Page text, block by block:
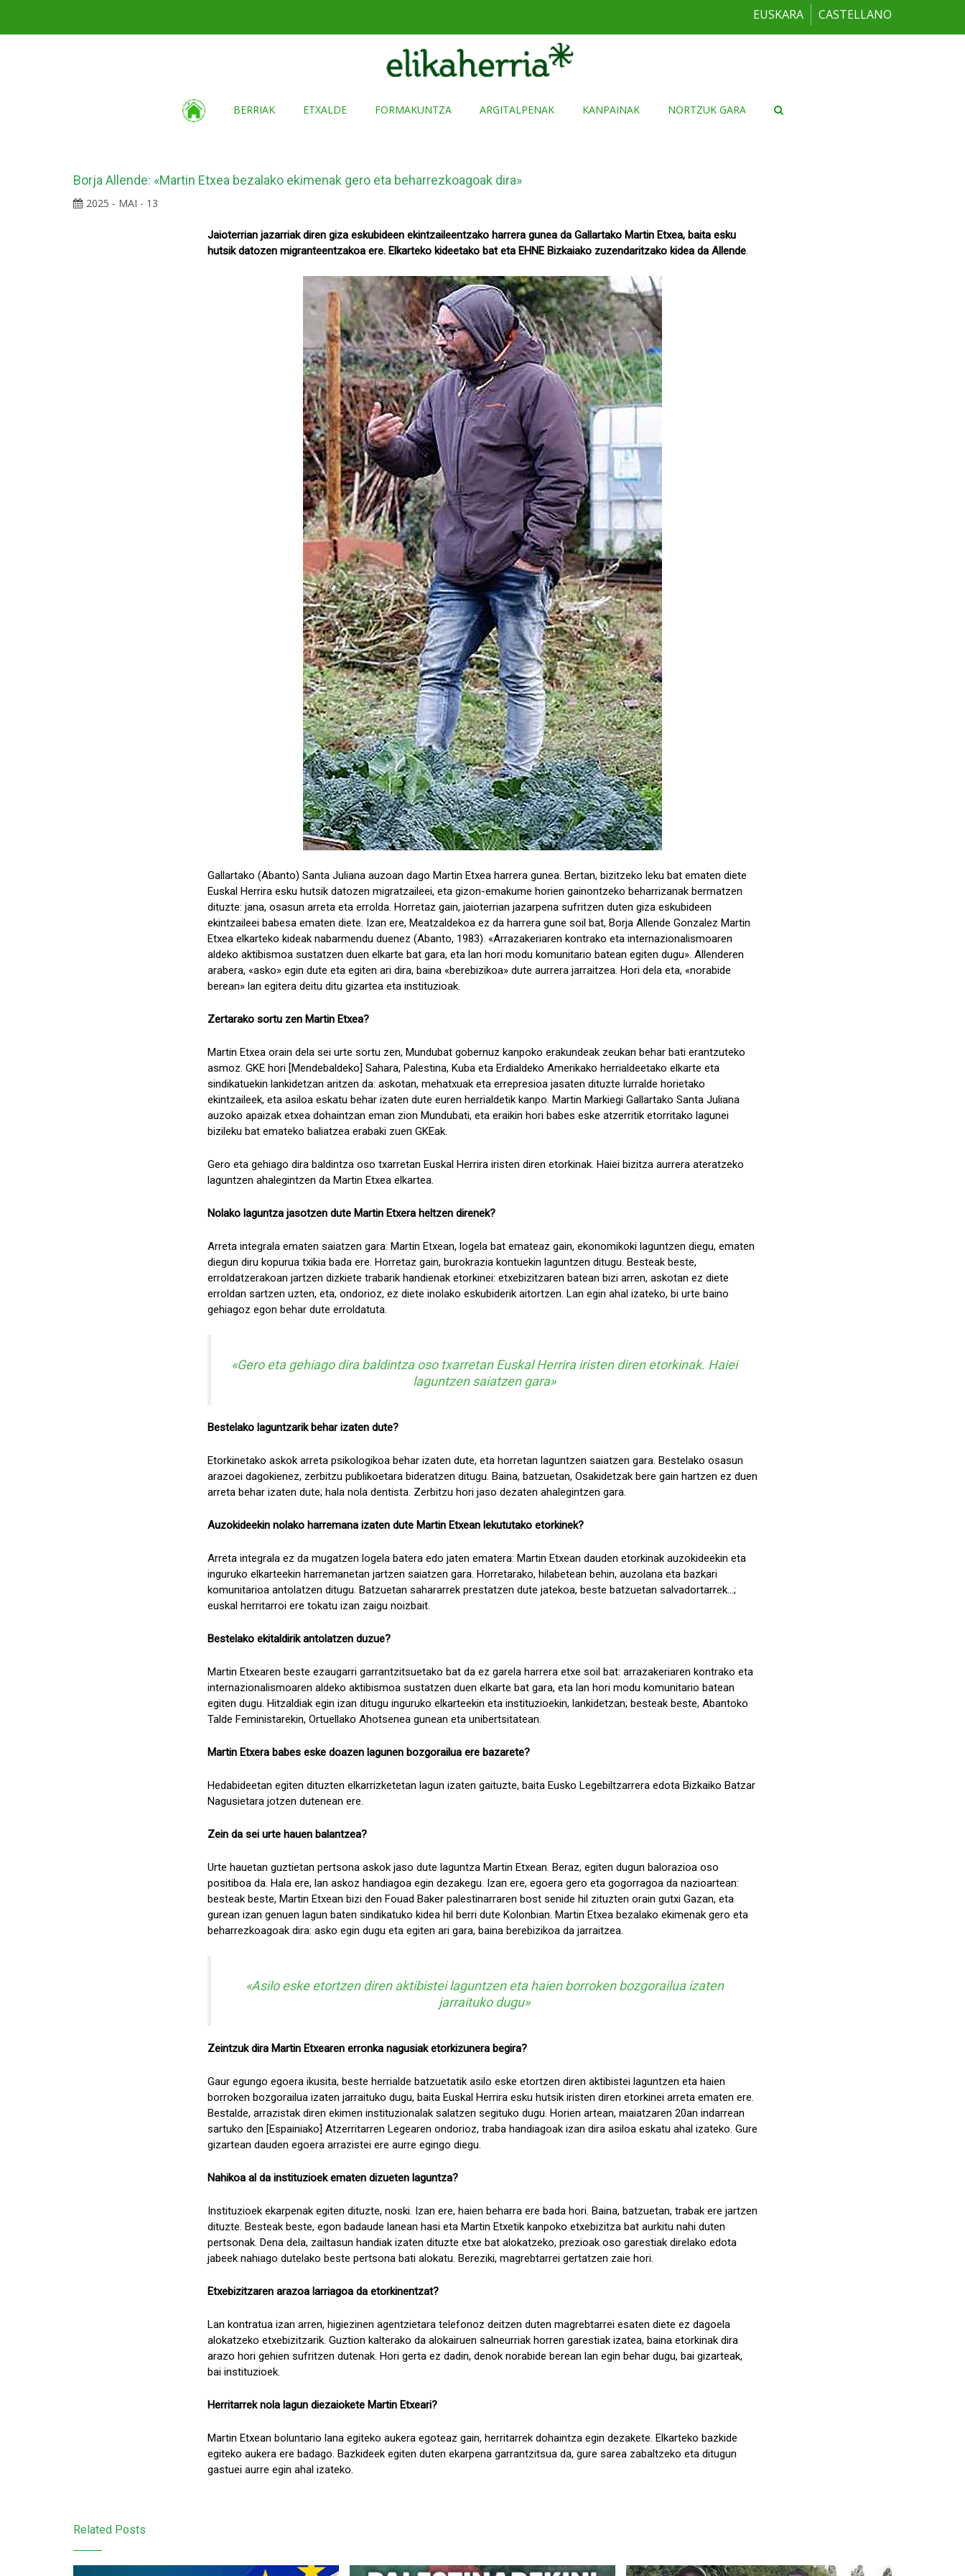
EUSKARA CASTELLANO
BERRIAK ETXALDE FORMAKUNTZA ARGITALPENAK KANPAINAK NORTZUK GARA
Borja Allende: «Martin Etxea bezalako ekimenak gero eta beharrezkoagoak dira»
2025 - MAI - 13
Jaioterrian jazarriak diren giza eskubideen ekintzaileentzako harrera gunea da Gallartako Martin Etxea, baita esku
hutsik datozen migranteentzakoa ere. Elkarteko kideetako bat eta EHNE Bizkaiako zuzendaritzako kidea da Allende.
Gallartako (Abanto) Santa Juliana auzoan dago Martin Etxea harrera gunea. Bertan, bizitzeko leku bat ematen diete
Euskal Herrira esku hutsik datozen migratzaileei, eta gizon-emakume horien gainontzeko beharrizanak bermatzen
dituzte: jana, osasun arreta eta errolda. Horretaz gain, jaioterrian jazarpena sufritzen duten giza eskubideen
ekintzaileei babesa ematen diete. Izan ere, Meatzaldekoa ez da harrera gune soil bat, Borja Allende Gonzalez Martin
Etxea elkarteko kideak nabarmendu duenez (Abanto, 1983). «Arrazakeriaren kontrako eta internazionalismoaren
aldeko aktibismoa sustatzen duen elkarte bat gara, eta lan hori modu komunitario batean egiten dugu». Allenderen
arabera, «asko» egin dute eta egiten ari dira, baina «berebizikoa» dute aurrera jarraitzea. Hori dela eta, «norabide
berean» lan egitera deitu ditu gizartea eta instituzioak.
Zertarako sortu zen Martin Etxea?
Martin Etxea orain dela sei urte sortu zen, Mundubat gobernuz kanpoko erakundeak zeukan behar bati erantzuteko
asmoz. GKE hori [Mendebaldeko] Sahara, Palestina, Kuba eta Erdialdeko Amerikako herrialdeetako elkarte eta
sindikatuekin lankidetzan aritzen da: askotan, mehatxuak eta errepresioa jasaten dituzte lurralde horietako
ekintzaileek, eta asiloa eskatu behar izaten dute euren herrialdetik kanpo. Martin Markiegi Gallartako Santa Juliana
auzoko apaizak etxea dohaintzan eman zion Mundubati, eta eraikin hori babes eske atzerritik etorritako lagunei
bizileku bat emateko baliatzea erabaki zuen GKEak.
Gero eta gehiago dira baldintza oso txarretan Euskal Herrira iristen diren etorkinak. Haiei bizitza aurrera ateratzeko
laguntzen ahalegintzen da Martin Etxea elkartea.
Nolako laguntza jasotzen dute Martin Etxera heltzen direnek?
Arreta integrala ematen saiatzen gara: Martin Etxean, logela bat emateaz gain, ekonomikoki laguntzen diegu, ematen
diegun diru kopurua txikia bada ere. Horretaz gain, burokrazia kontuekin laguntzen ditugu. Besteak beste,
erroldatzerakoan jartzen dizkiete trabarik handienak etorkinei: etxebizitzaren batean bizi arren, askotan ez diete
erroldan sartzen uzten, eta, ondorioz, ez diete inolako eskubiderik aitortzen. Lan egin ahal izateko, bi urte baino
gehiagoz egon behar dute erroldatuta.
«Gero eta gehiago dira baldintza oso txarretan Euskal Herrira iristen diren etorkinak. Haiei
laguntzen saiatzen gara»
Bestelako laguntzarik behar izaten dute?
Etorkinetako askok arreta psikologikoa behar izaten dute, eta horretan laguntzen saiatzen gara. Bestelako osasun
arazoei dagokienez, zerbitzu publikoetara bideratzen ditugu. Baina, batzuetan, Osakidetzak bere gain hartzen ez duen
arreta behar izaten dute; hala nola dentista. Zerbitzu hori jaso dezaten ahalegintzen gara.
Auzokideekin nolako harremana izaten dute Martin Etxean lekututako etorkinek?
Arreta integrala ez da mugatzen logela batera edo jaten ematera: Martin Etxean dauden etorkinak auzokideekin eta
inguruko elkarteekin harremanetan jartzen saiatzen gara. Horretarako, hilabetean behin, auzolana eta bazkari
komunitarioa antolatzen ditugu. Batzuetan sahararrek prestatzen dute jatekoa, beste batzuetan salvadortarrek...;
euskal herritarroi ere tokatu izan zaigu noizbait.
Bestelako ekitaldirik antolatzen duzue?
Martin Etxearen beste ezaugarri garrantzitsuetako bat da ez garela harrera etxe soil bat: arrazakeriaren kontrako eta
internazionalismoaren aldeko aktibismoa sustatzen duen elkarte bat gara, eta lan hori modu komunitario batean
egiten dugu. Hitzaldiak egin izan ditugu inguruko elkarteekin eta instituzioekin, lankidetzan; besteak beste, Abantoko
Talde Feministarekin, Ortuellako Ahotsenea gunean eta unibertsitatean.
Martin Etxera babes eske doazen lagunen bozgorailua ere bazarete?
Hedabideetan egiten dituzten elkarrizketetan lagun izaten gaituzte, baita Eusko Legebiltzarrera edota Bizkaiko Batzar
Nagusietara jotzen dutenean ere.
Zein da sei urte hauen balantzea?
Urte hauetan guztietan pertsona askok jaso dute laguntza Martin Etxean. Beraz, egiten dugun balorazioa oso
positiboa da. Hala ere, lan askoz handiagoa egin dezakegu. Izan ere, egoera gero eta gogorragoa da nazioartean:
besteak beste, Martin Etxean bizi den Fouad Baker palestinarraren bost senide hil zituzten orain gutxi Gazan, eta
gurean izan genuen lagun baten sindikatuko kidea hil berri dute Kolonbian. Martin Etxea bezalako ekimenak gero eta
beharrezkoagoak dira: asko egin dugu eta egiten ari gara, baina berebizikoa da jarraitzea.
«Asilo eske etortzen diren aktibistei laguntzen eta haien borroken bozgorailua izaten
jarraituko dugu»
Zeintzuk dira Martin Etxearen erronka nagusiak etorkizunera begira?
Gaur egungo egoera ikusita, beste herrialde batzuetatik asilo eske etortzen diren aktibistei laguntzen eta haien
borroken bozgorailua izaten jarraituko dugu, baita Euskal Herrira esku hutsik iristen diren etorkinei arreta ematen ere.
Bestalde, arrazistak diren ekimen instituzionalak salatzen segituko dugu. Horien artean, maiatzaren 20an indarrean
sartuko den [Espainiako] Atzerritarren Legearen ondorioz, traba handiagoak izan dira asiloa eskatu ahal izateko. Gure
gizartean dauden egoera arrazistei ere aurre egingo diegu.
Nahikoa al da instituzioek ematen dizueten laguntza?
Instituzioek ekarpenak egiten dituzte, noski. Izan ere, haien beharra ere bada hori. Baina, batzuetan, trabak ere jartzen
dituzte. Besteak beste, egon badaude lanean hasi eta Martin Etxetik kanpoko etxebizitza bat aurkitu nahi duten
pertsonak. Dena dela, zailtasun handiak izaten dituzte etxe bat alokatzeko, prezioak oso garestiak direlako edota
jabeek nahiago dutelako beste pertsona bati alokatu. Bereziki, magrebtarrei gertatzen zaie hori.
Etxebizitzaren arazoa larriagoa da etorkinentzat?
Lan kontratua izan arren, higiezinen agentzietara telefonoz deitzen duten magrebtarrei esaten diete ez dagoela
alokatzeko etxebizitzarik. Guztion kalterako da alokairuen salneurriak horren garestiak izatea, baina etorkinak dira
arazo hori gehien sufritzen dutenak. Hori gerta ez dadin, denok norabide berean lan egin behar dugu, bai gizarteak,
bai instituzioek.
Herritarrek nola lagun diezaiokete Martin Etxeari?
Martin Etxean boluntario lana egiteko aukera egoteaz gain, herritarrek dohaintza egin dezakete. Elkarteko bazkide
egiteko aukera ere badago. Bazkideek egiten duten ekarpena garrantzitsua da, gure sarea zabaltzeko eta ditugun
gastuei aurre egin ahal izateko.
Related Posts